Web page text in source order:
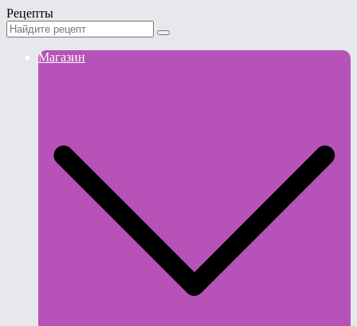
Рецепты
Магазин